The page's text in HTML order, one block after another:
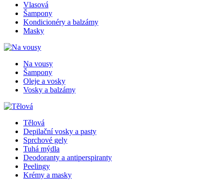
Vlasová
Šampony
Kondicionéry a balzámy
Masky
Na vousy
Šampony
Oleje a vosky
Vosky a balzámy
Tělová
Depilační vosky a pasty
Sprchové gely
Tuhá mýdla
Deodoranty a antiperspiranty
Peelingy
Krémy a masky